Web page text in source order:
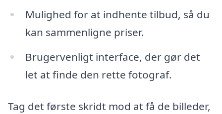
Mulighed for at indhente tilbud, så du
kan sammenligne priser.
Brugervenligt interface, der gør det
let at finde den rette fotograf.
Tag det første skridt mod at få de billeder,